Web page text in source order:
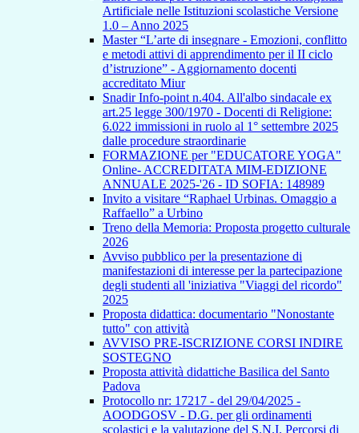
Artificiale nelle Istituzioni scolastiche Versione
1.0 – Anno 2025
Master “L’arte di insegnare - Emozioni, conflitto
e metodi attivi di apprendimento per il II ciclo
d’istruzione” - Aggiornamento docenti
accreditato Miur
Snadir Info-point n.404. All'albo sindacale ex
art.25 legge 300/1970 - Docenti di Religione:
6.022 immissioni in ruolo al 1° settembre 2025
dalle procedure straordinarie
FORMAZIONE per "EDUCATORE YOGA"
Online- ACCREDITATA MIM-EDIZIONE
ANNUALE 2025-'26 - ID SOFIA: 148989
Invito a visitare “Raphael Urbinas. Omaggio a
Raffaello” a Urbino
Treno della Memoria: Proposta progetto culturale
2026
Avviso pubblico per la presentazione di
manifestazioni di interesse per la partecipazione
degli studenti all 'iniziativa "Viaggi del ricordo"
2025
Proposta didattica: documentario "Nonostante
tutto" con attività
AVVISO PRE-ISCRIZIONE CORSI INDIRE
SOSTEGNO
Proposta attività didattiche Basilica del Santo
Padova
Protocollo nr: 17217 - del 29/04/2025 -
AOODGOSV - D.G. per gli ordinamenti
scolastici e la valutazione del S.N.I. Percorsi di